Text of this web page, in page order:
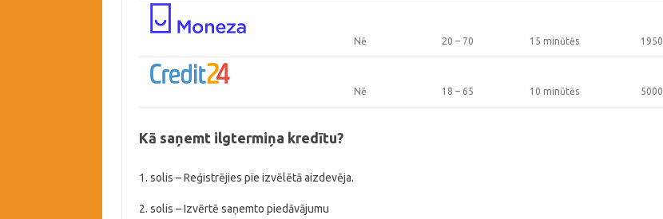
Nē 20 – 70 15 minūtēs 1950
Nē 18 – 65 10 minūtēs 5000
Kā saņemt ilgtermiņa kredītu?
1. solis – Reģistrējies pie izvēlētā aizdevēja.
2. solis – Izvērtē saņemto piedāvājumu